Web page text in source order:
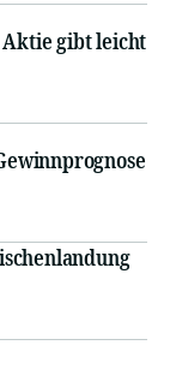
gibt leicht